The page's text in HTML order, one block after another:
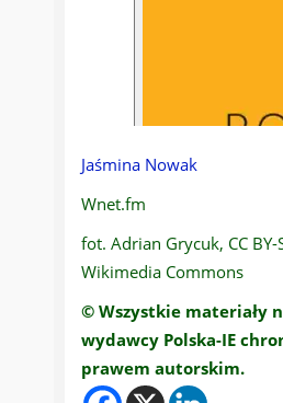
Jaśmina Nowak
Wnet.fm
fot. Adrian Grycuk, CC BY-
Wikimedia Commons
© Wszystkie materiały
wydawcy Polska-IE
prawem autorskim.